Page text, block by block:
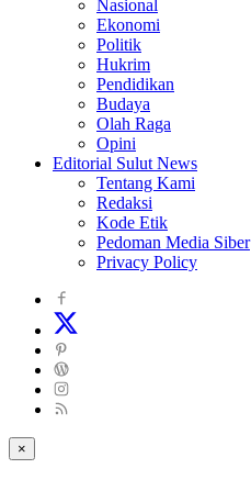
Nasional
Ekonomi
Politik
Hukrim
Pendidikan
Budaya
Olah Raga
Opini
Editorial Sulut News
Tentang Kami
Redaksi
Kode Etik
Pedoman Media Siber
Privacy Policy
×